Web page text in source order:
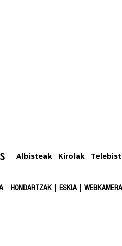
Albisteak Kirolak
HONDARTZAK ESKIA